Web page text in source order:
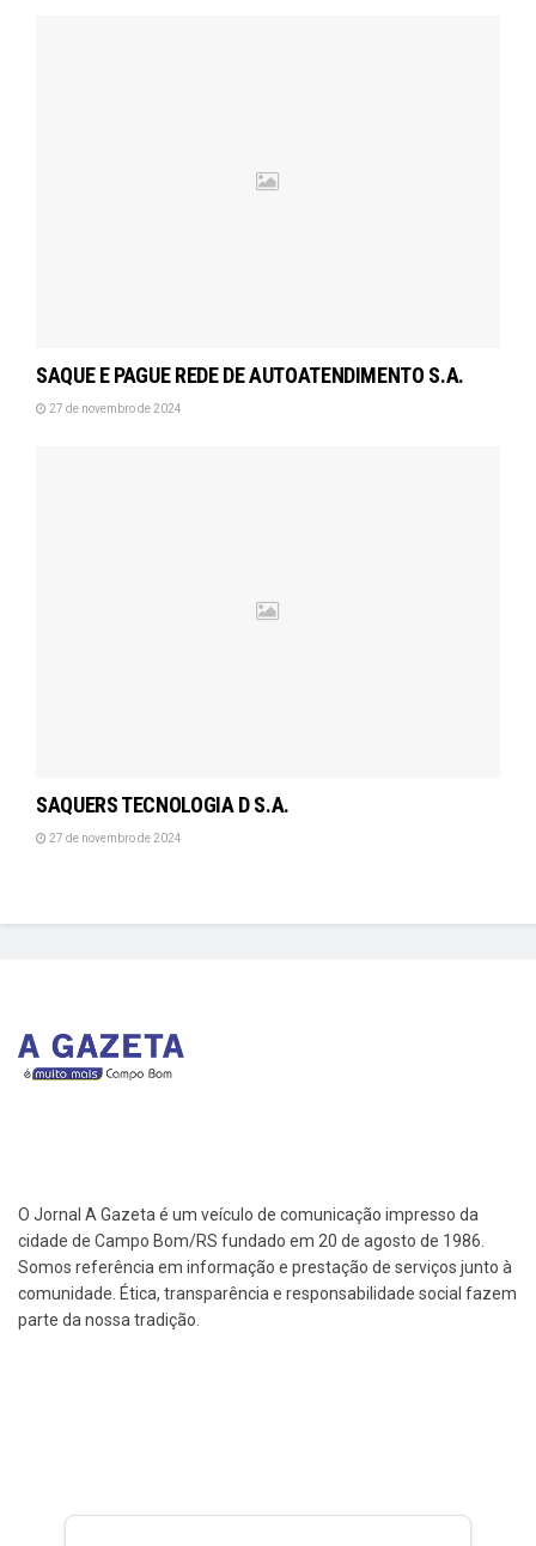
SAQUE E PAGUE REDE DE AUTOATENDIMENTO S.A.
27 de novembro de 2024
SAQUERS TECNOLOGIA D S.A.
27 de novembro de 2024
O Jornal A Gazeta é um veículo de comunicação impresso da
cidade de Campo Bom/RS fundado em 20 de agosto de 1986.
Somos referência em informação e prestação de serviços junto à
comunidade. Ética, transparência e responsabilidade social fazem
parte da nossa tradição.